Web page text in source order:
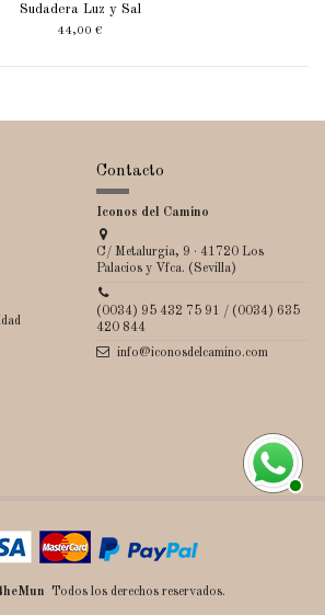
Sudadera Luz y Sal
44,00 €
Contacto
Iconos del Camino
C/ Metalurgia, 9 · 41720 Los
Palacios y Vfca. (Sevilla)
(0034) 95 432 75 91 / (0034) 635
420 844
info@iconosdelcamino.com
Todos los derechos reservados.